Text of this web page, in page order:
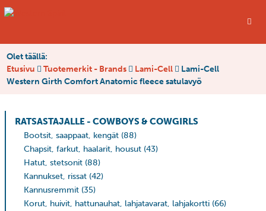
Olet täällä:
Etusivu
Tuotemerkit - Brands Lami-Cell
Lami-Cell
Western Girth Comfort Anatomic fleece satulavyö
RATSASTAJALLE - COWBOYS & COWGIRLS
Bootsit, saappaat, kengät (88)
Chapsit, farkut, haalarit, housut (43)
Hatut, stetsonit (88)
Kannukset, rissat (42)
Kannusremmit (35)
Korut, huivit, hattunauhat, lahjatavarat, lahjakortti (66)